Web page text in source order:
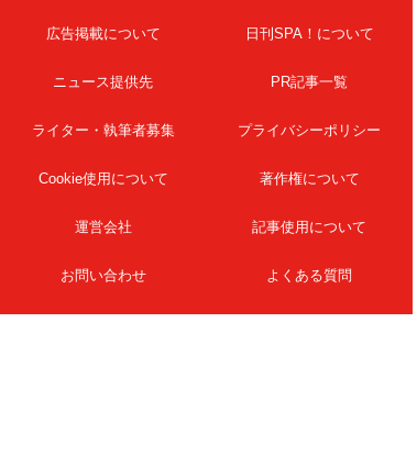
広告掲載について 日刊SPA！について
ニュース提供先 PR記事一覧
ライター・執筆者募集 プライバシーポリシー
Cookie使用について 著作権について
運営会社 記事使用について
お問い合わせ よくある質問